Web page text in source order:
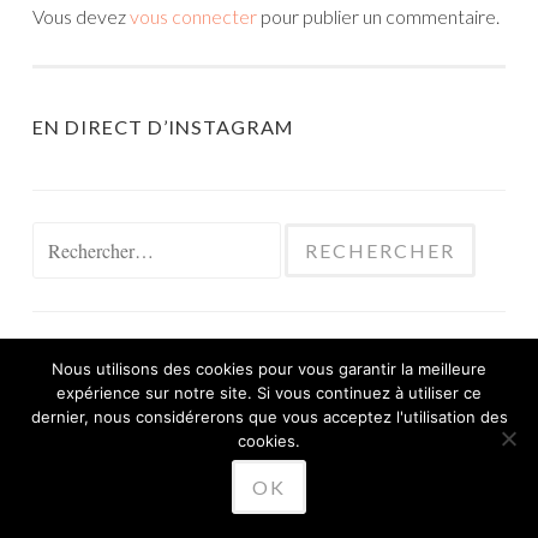
Vous devezvous connecter pour publier un commentaire.
EN DIRECT D’INSTAGRAM
FIÈREMENT PROPULSÉ PAR WORDPRESS
THÈME SKETCH PARWORDPRESS.COM
Nous utilisons des cookies pour vous garantir la meilleure
expérience sur notre site. Si vous continuez à utiliser ce
dernier, nous considérerons que vous acceptez l'utilisation des
cookies.
OK